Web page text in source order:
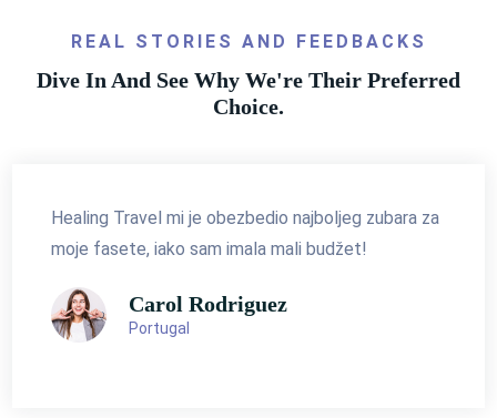
REAL STORIES AND FEEDBACKS
Dive In And See Why We're Their Preferred
Choice.
Healing Travel mi je obezbedio najboljeg zubara za
moje fasete, iako sam imala mali budžet!
Carol Rodriguez
Portugal